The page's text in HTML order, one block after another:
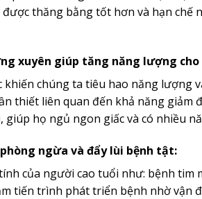
thăng bằng tốt hơn và hạn
xuyên giúp tăng năng lượng
khiến chúng ta tiêu hao năng lượng
thiết liên quan đến khả năng giảm
giúp họ ngủ ngon giấc và có nhiều
ngừa và đẩy lùi bệnh tật:
của người cao tuổi như: bệnh
tiến trình phát triển bệnh nhờ vận